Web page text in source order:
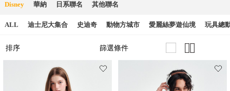
Disney 華納 日系聯名 其他聯名
ALL 迪士尼大集合 史迪奇 動物方城市 愛麗絲夢遊仙境 玩具總
排序 篩選條件